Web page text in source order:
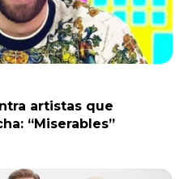
artistas que
“Miserables”